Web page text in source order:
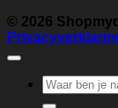
© 2026
Zoeken
naar: